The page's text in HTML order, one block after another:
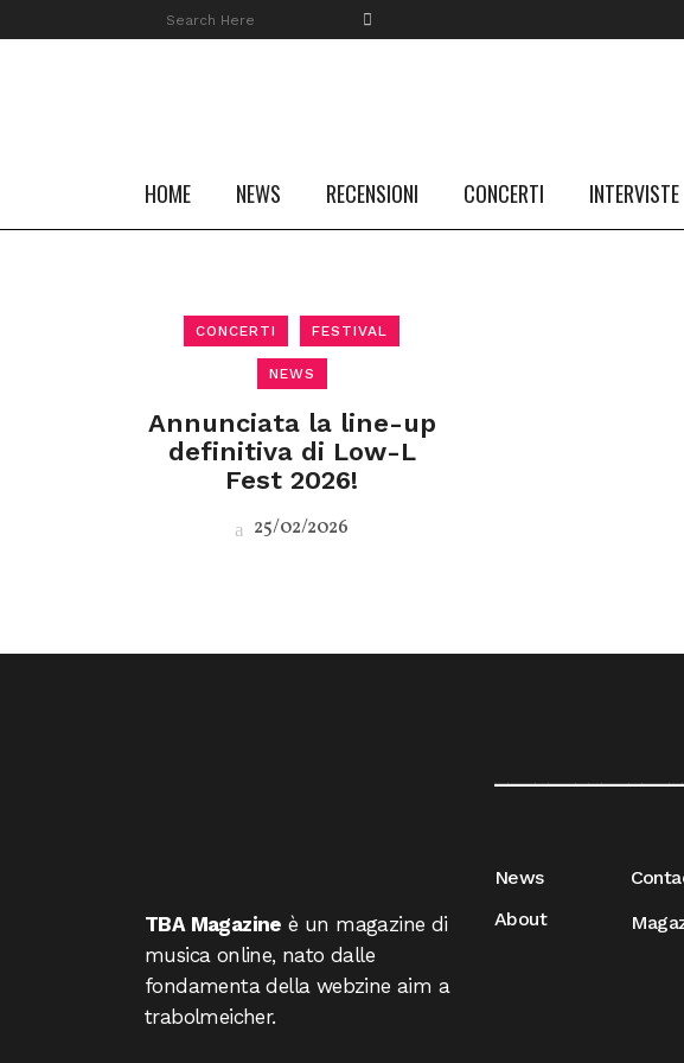
HOME NEWS RECENSIONI CONCERTI INTERVISTE
CONCERTI FESTIVAL
NEWS
Annunciata la line-up
definitiva di Low-L
Fest 2026!
25/02/2026
TBA Magazine è un magazine di
musica online, nato dalle
fondamenta della webzine aim a
trabolmeicher.
News
About